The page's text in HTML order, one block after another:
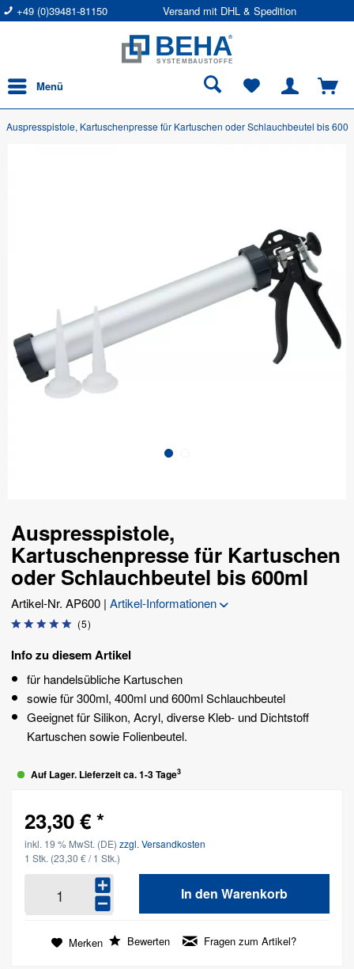
+49 (0)39481-81150 Versand mit DHL & Spedition
Menü
Auspresspistole, Kartuschenpresse für Kartuschen oder Schlauchbeutel bis
Auspresspistole,
Kartuschenpresse für Kartuschen
oder Schlauchbeutel bis 600ml
Artikel-Nr. AP600 | Artikel-Informationen
(5)
Info zu diesem Artikel
für handelsübliche Kartuschen
sowie für 300ml, 400ml und 600ml Schlauchbeutel
Geeignet für Silikon, Acryl, diverse Kleb- und Dichtstoff
Kartuschen sowie Folienbeutel.
Auf Lager. Lieferzeit ca. 1-3 Tage3
23,30 € *
inkl. 19 % MwSt. (DE) zzgl. Versandkosten
1 Stk. (23,30 € / 1 Stk.)
In den Warenkorb
Merken Bewerten Fragen zum Artikel?